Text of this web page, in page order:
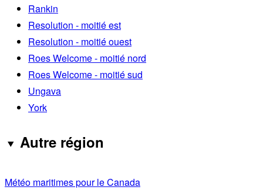
Rankin
Resolution - moitié est
Resolution - moitié ouest
Roes Welcome - moitié nord
Roes Welcome - moitié sud
Ungava
York
Autre région
Météo maritimes pour le Canada